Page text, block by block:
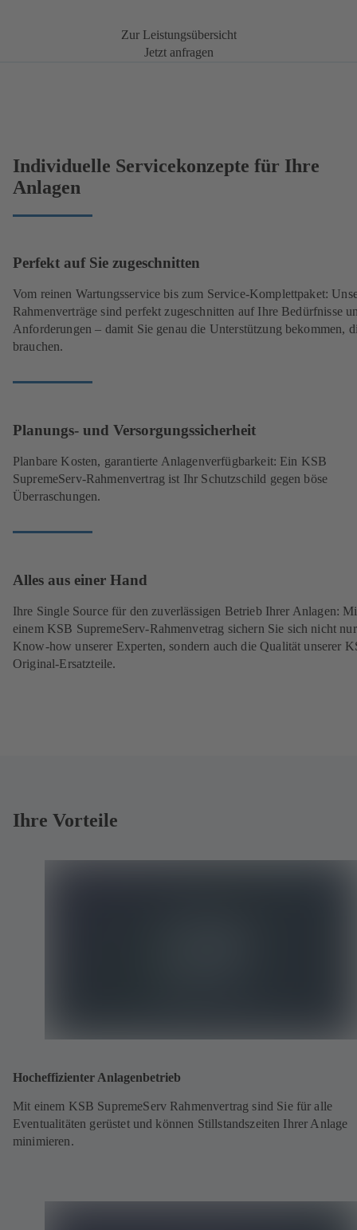
Zur Leistungsübersicht
Jetzt anfragen
Individuelle Servicekonzepte für Ihre
Anlagen
Perfekt auf Sie zugeschnitten
Vom reinen Wartungsservice bis zum Service-Komplettpaket:
Rahmenverträge sind perfekt zugeschnitten auf Ihre Bedürfnisse
Anforderungen – damit Sie genau die Unterstützung bekommen,
brauchen.
Planungs- und Versorgungssicherheit
Planbare Kosten, garantierte Anlagenverfügbarkeit: Ein KSB
SupremeServ-Rahmenvertrag ist Ihr Schutzschild gegen böse
Überraschungen.
Alles aus einer Hand
Ihre Single Source für den zuverlässigen Betrieb Ihrer Anlagen:
einem KSB SupremeServ-Rahmenvetrag sichern Sie sich nicht
Know-how unserer Experten, sondern auch die Qualität unserer
Original-Ersatzteile.
Ihre Vorteile
Hocheffizienter Anlagenbetrieb
Mit einem KSB SupremeServ Rahmenvertrag sind Sie für alle
Eventualitäten gerüstet und können Stillstandszeiten Ihrer Anlage
minimieren.